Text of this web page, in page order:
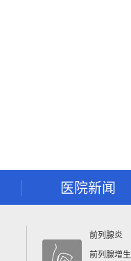
医院新闻
前列腺炎
前列腺增生